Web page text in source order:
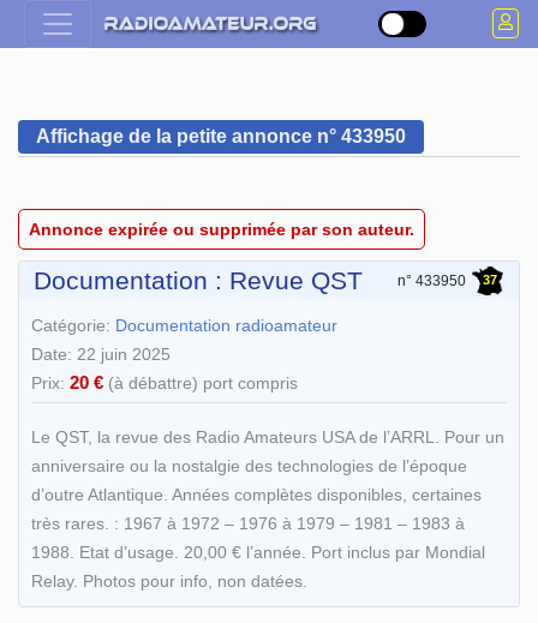
Affichage de la petite annonce n° 433950
Annonce expirée ou supprimée par son auteur.
Documentation : Revue QST n° 433950 37
Catégorie: Documentation radioamateur
Date: 22 juin 2025
Prix: 20 € (à débattre) port compris
Le QST, la revue des Radio Amateurs USA de l’ARRL. Pour un
anniversaire ou la nostalgie des technologies de l’époque
d’outre Atlantique. Années complètes disponibles, certaines
très rares. : 1967 à 1972 – 1976 à 1979 – 1981 – 1983 à
1988. Etat d’usage. 20,00 € l’année. Port inclus par Mondial
Relay. Photos pour info, non datées.